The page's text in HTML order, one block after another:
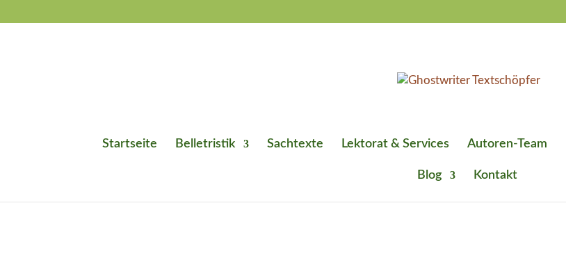
Startseite Belletristik Sachtexte Lektorat & Services Autoren-Team
Blog Kontakt